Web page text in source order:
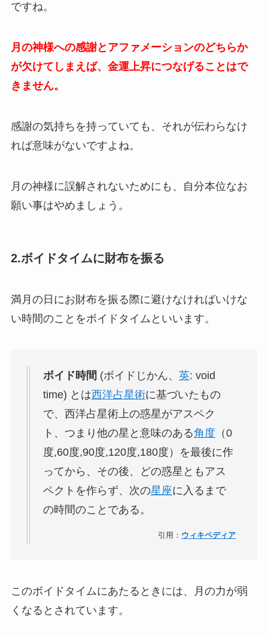
ですね。
月の神様への感謝とアファメーションのどちらか
が欠けてしまえば、金運上昇につなげることはで
きません。
感謝の気持ちを持っていても、それが伝わらなけ
れば意味がないですよね。
月の神様に誤解されないためにも、自分本位なお
願い事はやめましょう。
2.ボイドタイムに財布を振る
満月の日にお財布を振る際に避けなければいけな
い時間のことをボイドタイムといいます。
ボイド時間 (ボイドじかん、 英: void
time) とは西洋占星術に基づいたもの
で、西洋占星術上の惑星がアスペク
ト、つまり他の星と意味のある角度 （0
度,60度,90度,120度,180度）を最後に作
ってから、その後、どの惑星ともアス
ペクトを作らず、次の星座に入るまで
の時間のことである。
引用： ウィキペディア
このボイドタイムにあたるときには、月の力が弱
くなるとされています。